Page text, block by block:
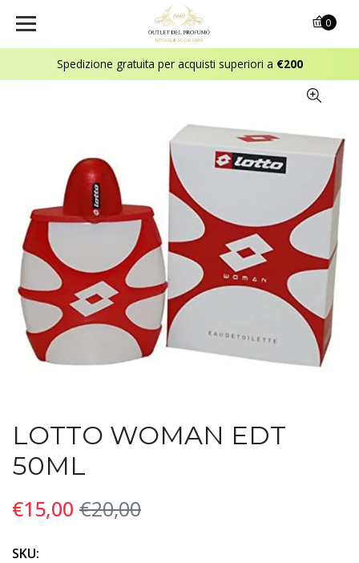
Spedizione gratuita per acquisti superiori a €200
0
LOTTO WOMAN EDT
50ML
€15,00 €20,00
SKU: